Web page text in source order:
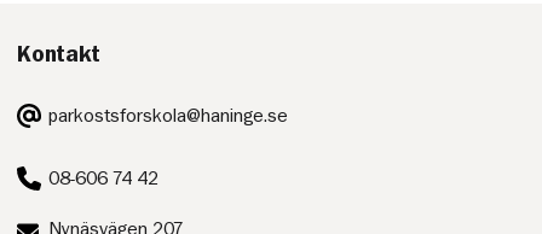
Kontakt
E-
post:
parkostsforskola@haninge.se
Telefon:
08-606 74 42
Postadress:
Nynäsvägen 207